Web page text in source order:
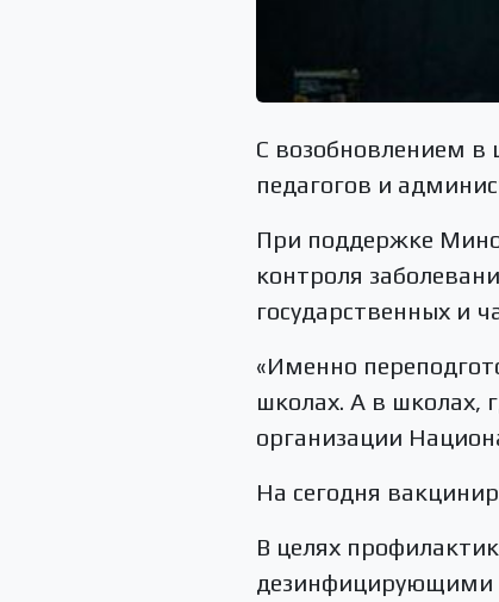
С возобновлением в
педагогов и
При поддержке
контроля
государственных и
«Именно
школах. А в школах,
организации
На сегодня
В целях
дезинфицирующими